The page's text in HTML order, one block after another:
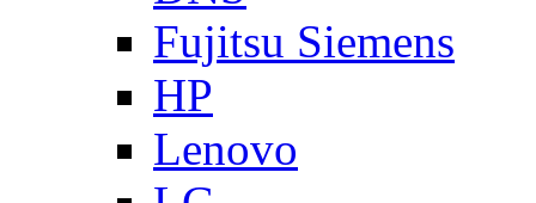
Fujitsu Siemens
HP
Lenovo